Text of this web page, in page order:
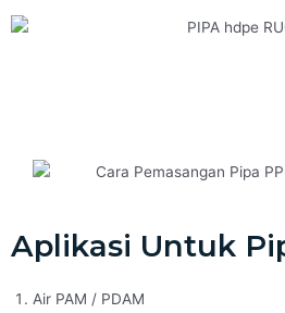
Aplikasi Untuk
Air PAM / PDAM